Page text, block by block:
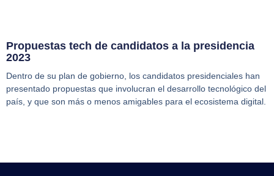
Propuestas tech de candidatos a la presidencia
2023
Dentro de su plan de gobierno, los candidatos presidenciales han
presentado propuestas que involucran el desarrollo tecnológico del
país, y que son más o menos amigables para el ecosistema digital.